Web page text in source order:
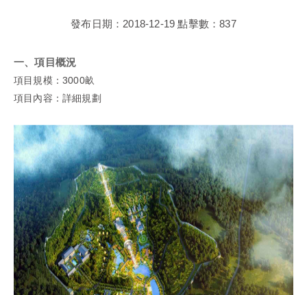
發布日期：2018-12-19 點擊數：837
一、項目概況
項目規模：3000畝
項目內容：詳細規劃